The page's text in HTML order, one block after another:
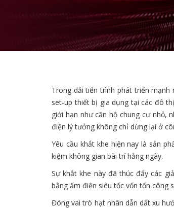
Trong dải tiến trình phát triển
set-up thiết bị gia dụng tại các đô
giới hạn như căn hộ chung cư nhỏ,
điện lý tưởng không chỉ dừng lại ở
Yêu cầu khắt khe hiện nay là sản
kiệm không gian bài trí hằng ngày.
Sự khắt khe này đã thúc đẩy các
bằng ấm điện siêu tốc vốn tốn công
Đóng vai trò hạt nhân dẫn dắt xu